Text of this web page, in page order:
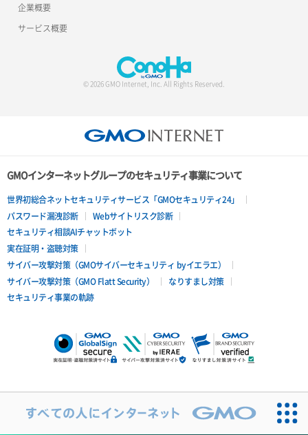
企業概要
サービス概要
© 2026 GMO Internet, Inc. All Rights Reserved.
GMOインターネットグループのセキュリティ事業について
世界初総合ネットセキュリティサービス「GMOセキュリティ24」
パスワード漏洩診断
Webサイトリスク診断
セキュリティ相談AIチャットボット
実在証明・盗聴対策
サイバー攻撃対策（GMOサイバーセキュリティ byイエラエ）
サイバー攻撃対策（GMO Flatt Security）
なりすまし対策
セキュリティ事業の軌跡